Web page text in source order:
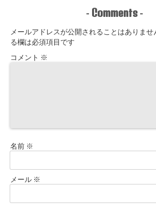
- Comments -
メールアドレスが公開されることはありませ
る欄は必須項目です
コメント ※
名前 ※
メール ※